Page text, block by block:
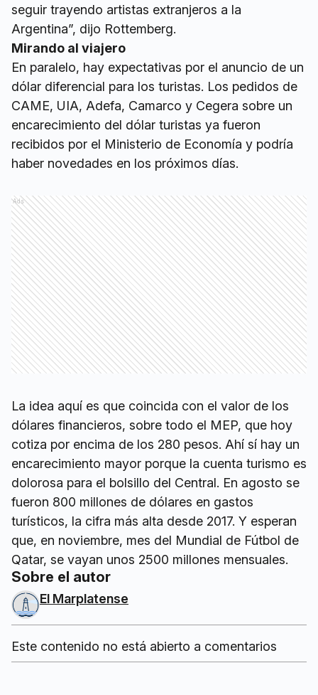
seguir trayendo artistas extranjeros a la
Argentina”, dijo Rottemberg.
Mirando al viajero
En paralelo, hay expectativas por el anuncio de un
dólar diferencial para los turistas. Los pedidos de
CAME, UIA, Adefa, Camarco y Cegera sobre un
encarecimiento del dólar turistas ya fueron
recibidos por el Ministerio de Economía y podría
haber novedades en los próximos días.
Ads
La idea aquí es que coincida con el valor de los
dólares financieros, sobre todo el MEP, que hoy
cotiza por encima de los 280 pesos. Ahí sí hay un
encarecimiento mayor porque la cuenta turismo es
dolorosa para el bolsillo del Central. En agosto se
fueron 800 millones de dólares en gastos
turísticos, la cifra más alta desde 2017. Y esperan
que, en noviembre, mes del Mundial de Fútbol de
Qatar, se vayan unos 2500 millones mensuales.
Sobre el autor
El Marplatense
Este contenido no está abierto a comentarios